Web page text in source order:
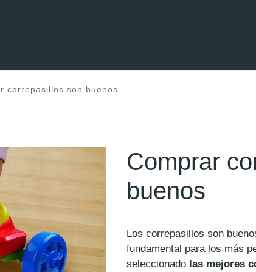
correpasillos son buenos
Comprar
buenos
Los correpasillos son
fundamental para los más
seleccionado las mejores